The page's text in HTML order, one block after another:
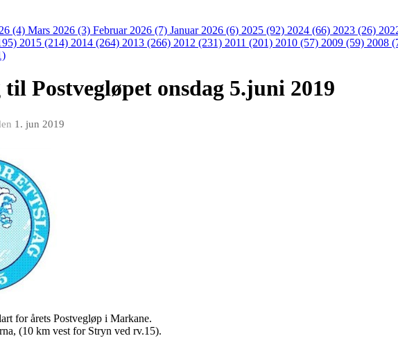
(4) Mars 2026 (3) Februar 2026 (7) Januar 2026 (6) 2025 (92) 2024 (66) 2023 (26)
2015 (214) 2014 (264) 2013 (266) 2012 (231) 2011 (201) 2010 (57) 2009 (59) 2008
Postvegløpet onsdag 5.juni 2019
1. jun 2019
for årets Postvegløp i Markane.
(10 km vest for Stryn ved rv.15).